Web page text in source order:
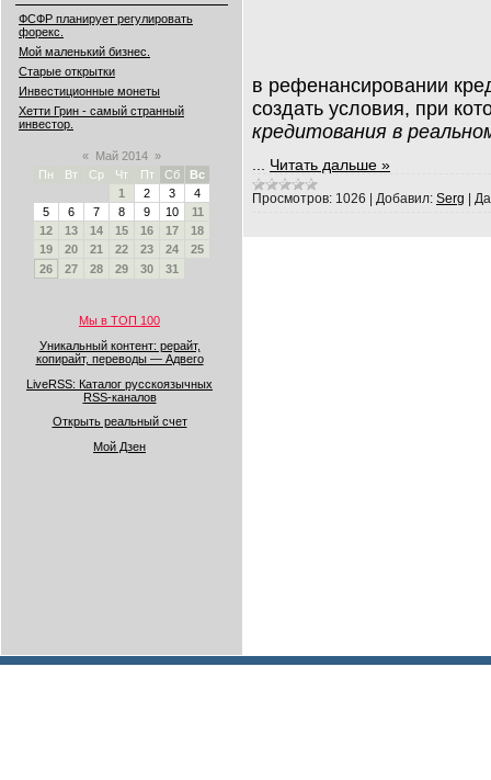
ФСФР планирует регулировать
форекс.
Мой маленький бизнес.
Старые открытки
Инвестиционные монеты
Хетти Грин - самый странный
инвестор.
« Май 2014 »
Пн
Вт Ср Чт Пт Сб
Вс
1
2 3
4
5
6 7 8 9 10
11
12
13 14 15 16 17
18
19
20 21 22 23 24
25
26
27 28 29 30 31
Мы в ТОП 100
Уникальный контент: рерайт,
копирайт, переводы — Адвего
LiveRSS: Каталог русскоязычных
RSS-каналов
Открыть реальный счет
Мой Дзен
в рефенансировании
создать условия, при
кредитования в
Читать дальше »
Просмотров: 1026 Добавил: Serg